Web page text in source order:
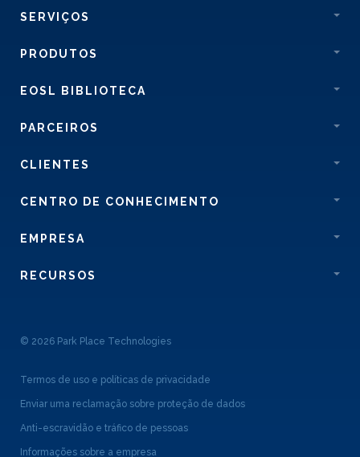
SERVIÇOS
PRODUTOS
EOSL BIBLIOTECA
PARCEIROS
CLIENTES
CENTRO DE CONHECIMENTO
EMPRESA
RECURSOS
© 2026 Park Place Technologies
Termos de uso e políticas de privacidade
Enviar uma reclamação sobre proteção de dados
Anti-escravidão e tráfico de pessoas
Informações sobre a empresa